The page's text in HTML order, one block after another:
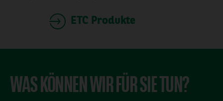
ETC Produkte
WAS KÖNNEN WIR FÜR SIE TUN?